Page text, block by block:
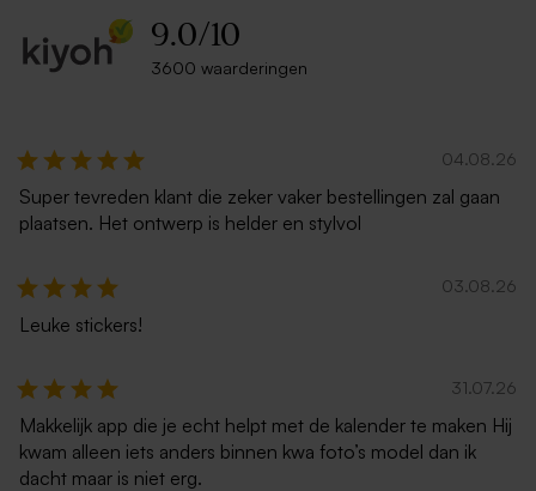
9.0/10
3600 waarderingen
04.08.26
Super tevreden klant die zeker vaker bestellingen zal gaan
plaatsen. Het ontwerp is helder en stylvol
03.08.26
Leuke stickers!
31.07.26
Makkelijk app die je echt helpt met de kalender te maken Hij
kwam alleen iets anders binnen kwa foto’s model dan ik
dacht maar is niet erg.